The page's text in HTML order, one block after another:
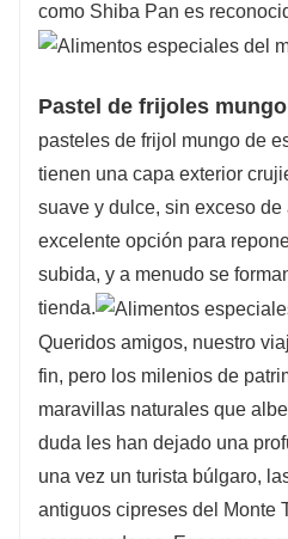
como Shiba Pan es
Pastel de frijoles
pasteles de frijol mungo de
tienen una capa exterior
suave y dulce, sin exceso de
excelente opción para
subida, y a menudo se
tienda.
Queridos amigos, nuestro
fin, pero los milenios de
maravillas naturales que
duda les han dejado una
una vez un turista búlgaro,
antiguos cipreses del Monte